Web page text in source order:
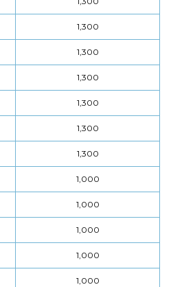
1,300
1,300
1,300
1,300
1,300
1,300
1,000
1,000
1,000
1,000
1,000